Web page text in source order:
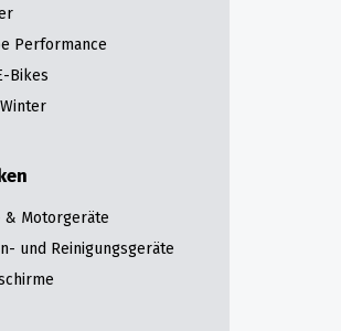
Performance
Bikes
& Motorgeräte
und Reinigungsgeräte